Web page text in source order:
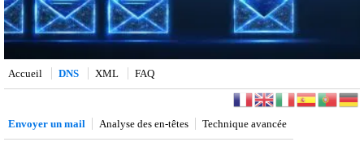
Accueil DNS XML FAQ
Envoyer un mail Analyse des en-têtes Technique avancée